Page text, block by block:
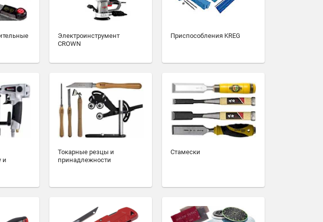
Электроинструмент
CROWN
Приспособления KREG
и
Токарные резцы и
принадлежности
Стамески